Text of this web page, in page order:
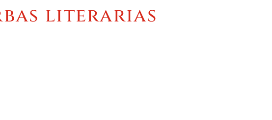
literarias